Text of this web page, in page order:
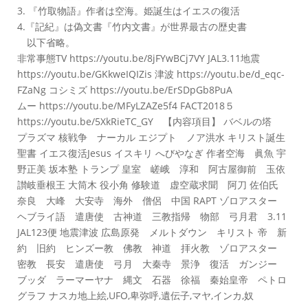
3. 『竹取物語』作者は空海。姫誕生はイエスの復活
4.『記紀』は偽文書『竹内文書』が世界最古の歴史書
以下省略。
非常事態TV https://youtu.be/8jFYwBCj7VY JAL3.11地震
https://youtu.be/GKkweIQIZis 津波 https://youtu.be/d_eqc-
FZaNg コシミズ https://youtu.be/ErSDpGb8PuA
ムー https://youtu.be/MFyLZAZe5f4 FACT2018５
https://youtu.be/5XkRieTC_GY 【内容項目】 バベルの塔
プラズマ 核戦争 ナーカル エジプト ノア洪水 キリスト誕生
聖書 イエス復活Jesus イスキリ へびやなぎ 作者空海 眞魚 宇
野正美 坂本塾 トランプ 皇室 嵯峨 淳和 阿古屋御前 玉依
讃岐垂根王 大筒木 役小角 修験道 虚空蔵求聞 阿刀 佐伯氏
奈良 大峰 大安寺 海外 僧侶 中国 RAPT ゾロアスター
ヘブライ語 遣唐使 古神道 三教指帰 物部 弓月君 3.11
JAL123便 地震津波 広島原発 メルトダウン キリスト 帝 新
約 旧約 ヒンズー教 佛教 神道 拝火教 ゾロアスター
密教 長安 遣唐使 弓月 大秦寺 景浄 復活 ガンジー
ブッダ ラーマーヤナ 縄文 石器 徐福 秦始皇帝 ペトロ
グラフ ナスカ地上絵,UFO,卑弥呼,遺伝子,マヤ,インカ,奴